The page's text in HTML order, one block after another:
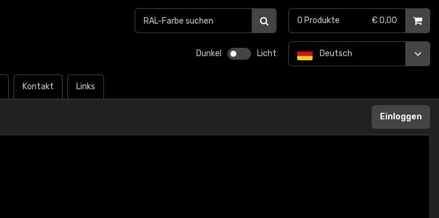
Dunkel Licht
Kontakt Links
Deutsch
0 Produkte € 0,00
Einloggen